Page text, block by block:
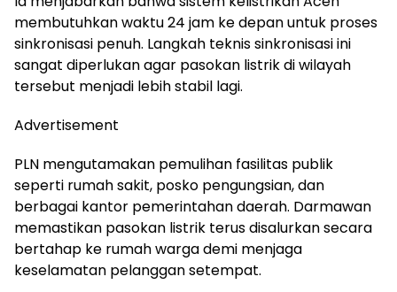
membutuhkan waktu 24 jam ke depan untuk proses
sinkronisasi penuh. Langkah teknis sinkronisasi ini
sangat diperlukan agar pasokan listrik di wilayah
tersebut menjadi lebih stabil lagi.
Advertisement
PLN mengutamakan pemulihan fasilitas publik
seperti rumah sakit, posko pengungsian, dan
berbagai kantor pemerintahan daerah. Darmawan
memastikan pasokan listrik terus disalurkan secara
bertahap ke rumah warga demi menjaga
keselamatan pelanggan setempat.